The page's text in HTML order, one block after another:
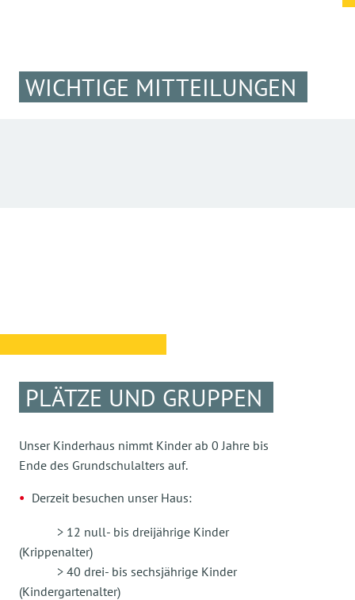
WICHTIGE MITTEILUNGEN
PLÄTZE UND GRUPPEN
Unser Kinderhaus nimmt Kinder ab 0 Jahre bis
Ende des Grundschulalters auf.
Derzeit besuchen unser Haus:
> 12 null- bis dreijährige Kinder
(Krippenalter)
> 40 drei- bis sechsjährige Kinder
(Kindergartenalter)